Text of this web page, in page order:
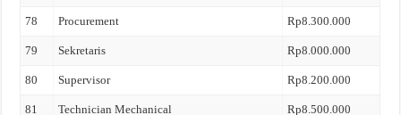
78 Procurement Rp8.300.000
79 Sekretaris Rp8.000.000
80 Supervisor Rp8.200.000
81 Technician Mechanical Rp8.500.000